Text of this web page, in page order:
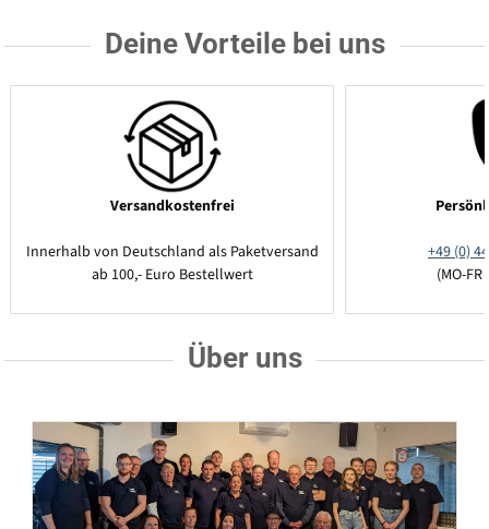
Deine Vorteile bei uns
Versandkostenfrei
Innerhalb von Deutschland als Paketversand
ab 100,- Euro Bestellwert
+49 (0)
(MO-
Über uns